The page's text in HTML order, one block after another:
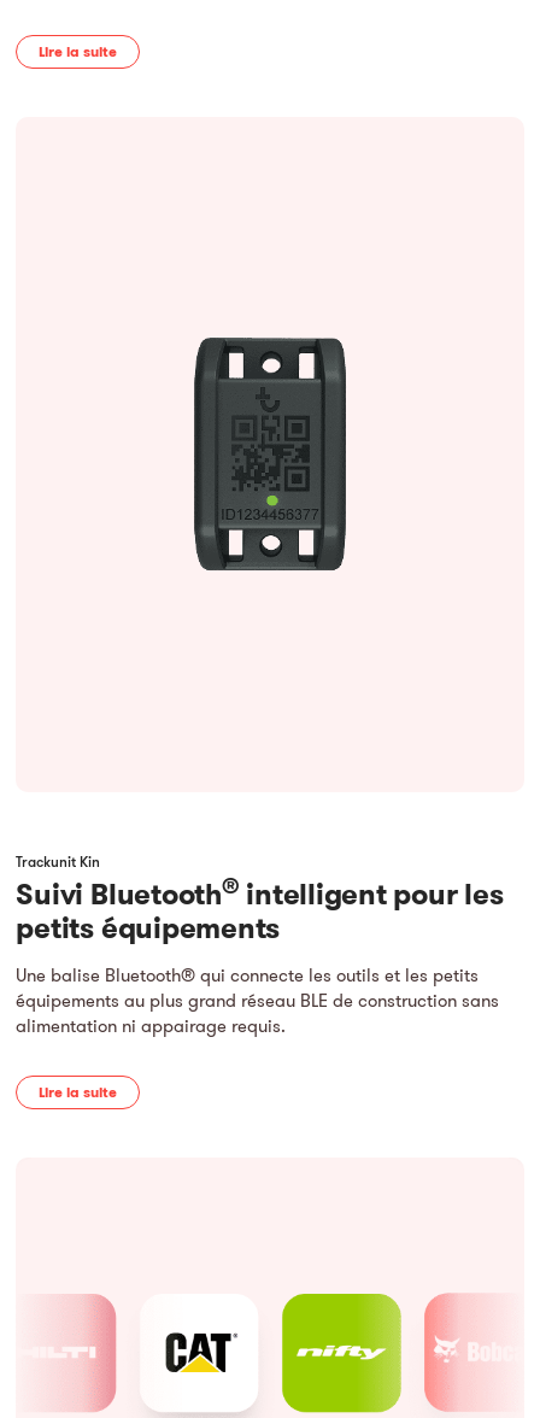
Lire la suite
Trackunit Kin
Suivi Bluetooth® intelligent pour les
petits équipements
Une balise Bluetooth® qui connecte les outils et les petits
équipements au plus grand réseau BLE de construction sans
alimentation ni appairage requis.
Lire la suite